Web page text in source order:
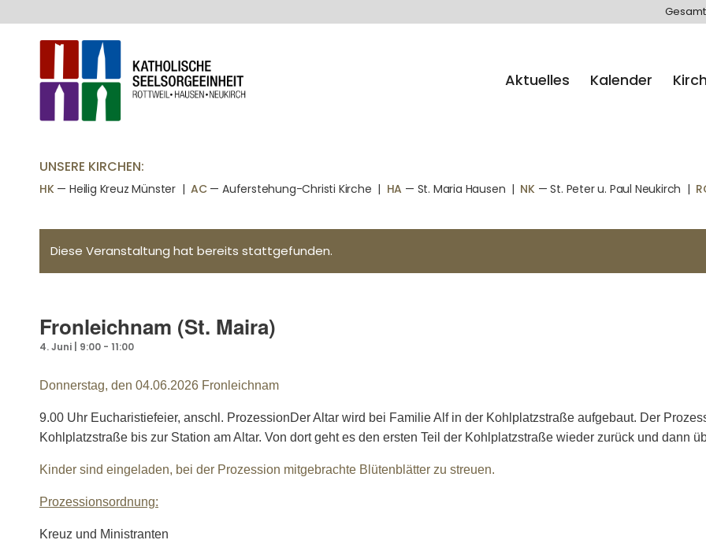
Aktuelles Kalender
UNSERE KIRCHEN:
HK— Heilig Kreuz Münster |AC— Auferstehung-Christi Kirche | HA — St. Maria Hausen | NK — St. Peter u. Paul Neukirch |
Diese Veranstaltung hat bereits stattgefunden.
Fronleichnam (St. Maira)
4. Juni | 9:00 - 11:00
Donnerstag, den 04.06.2026 Fronleichnam
9.00 Uhr Eucharistiefeier, anschl. ProzessionDer Altar wird bei Familie Alf in der Kohlplatzstraße aufgebaut. Der
Kohlplatzstraße bis zur Station am Altar. Von dort geht es den ersten Teil der Kohlplatzstraße wieder zurück und dann
Kinder sind eingeladen, bei der Prozession mitgebrachte Blütenblätter zu streuen.
Prozessionsordnung:
Kreuz und Ministranten